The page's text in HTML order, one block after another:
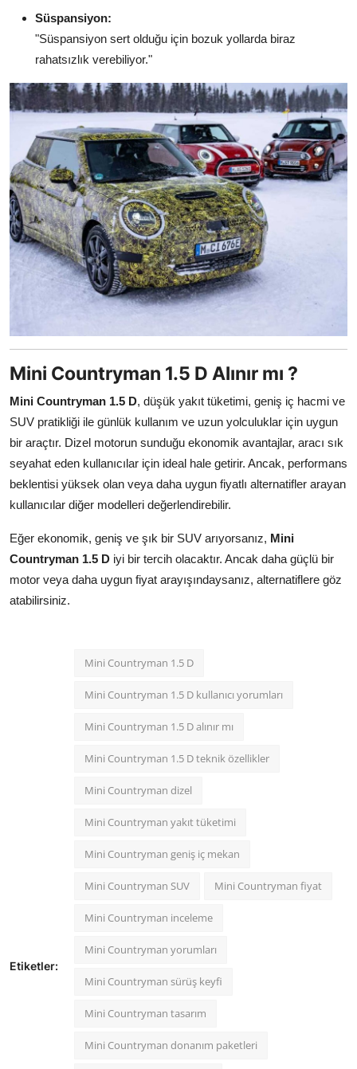
Süspansiyon:
"Süspansiyon sert olduğu için bozuk yollarda biraz
rahatsızlık verebiliyor."
Mini Countryman 1.5 D Alınır mı ?
Mini Countryman 1.5 D, düşük yakıt tüketimi, geniş iç hacmi ve
SUV pratikliği ile günlük kullanım ve uzun yolculuklar için uygun
bir araçtır. Dizel motorun sunduğu ekonomik avantajlar, aracı sık
seyahat eden kullanıcılar için ideal hale getirir. Ancak, performans
beklentisi yüksek olan veya daha uygun fiyatlı alternatifler arayan
kullanıcılar diğer modelleri değerlendirebilir.
Eğer ekonomik, geniş ve şık bir SUV arıyorsanız, Mini
Countryman 1.5 D iyi bir tercih olacaktır. Ancak daha güçlü bir
motor veya daha uygun fiyat arayışındaysanız, alternatiflere göz
atabilirsiniz.
Etiketler:
Mini Countryman 1.5 D
Mini Countryman 1.5 D kullanıcı yorumları
Mini Countryman 1.5 D alınır mı
Mini Countryman 1.5 D teknik özellikler
Mini Countryman dizel
Mini Countryman yakıt tüketimi
Mini Countryman geniş iç mekan
Mini Countryman SUV Mini Countryman fiyat
Mini Countryman inceleme
Mini Countryman yorumları
Mini Countryman sürüş keyfi
Mini Countryman tasarım
Mini Countryman donanım paketleri